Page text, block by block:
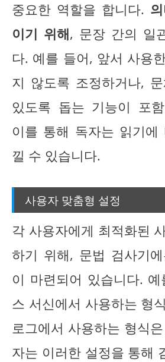
중요한 역할을 합니다.
이기 위해, 문장 간의 일
다. 예를 들어, 앞서 사용
지 않도록 조정하거나,
있도록 돕는 기능이 포
이를 통해 독자는 읽기
낄 수 있습니다.
사용자 맞춤형 설정
각 사용자에게 최적화된
하기 위해, 문법 검사기
이 마련되어 있습니다.
스 서신에서 사용하는 형
로그에서 사용하는 형식
자는 이러한 설정을 통해